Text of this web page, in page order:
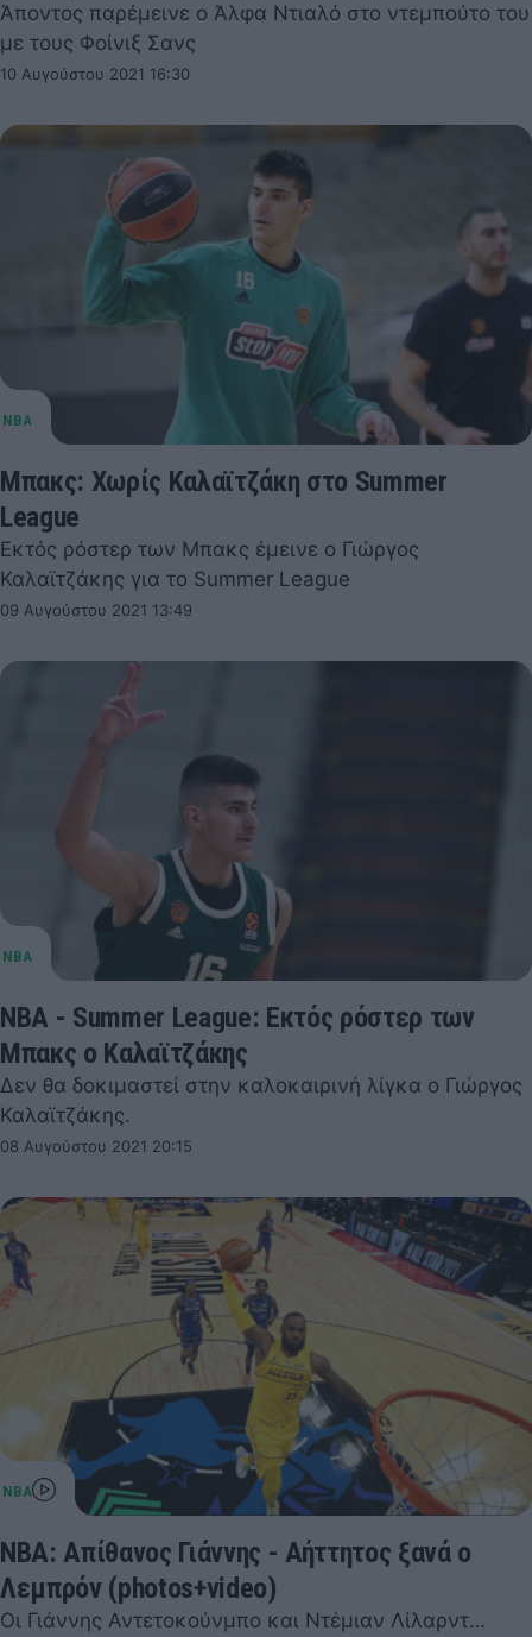
Άποντος παρέμεινε ο Άλφα Ντιαλό στο ντεμπούτο του
με τους Φοίνιξ Σανς
10 Αυγούστου 2021 16:30
Μπακς: Χωρίς Καλαϊτζάκη στο Summer
League
Εκτός ρόστερ των Μπακς έμεινε ο Γιώργος
Καλαϊτζάκης για το Summer League
09 Αυγούστου 2021 13:49
ΝΒΑ - Summer League: Εκτός ρόστερ των
Μπακς ο Καλαϊτζάκης
Δεν θα δοκιμαστεί στην καλοκαιρινή λίγκα ο Γιώργος
Καλαϊτζάκης.
08 Αυγούστου 2021 20:15
NBA: Απίθανος Γιάννης - Αήττητος ξανά ο
Λεμπρόν (photos+video)
Οι Γιάννης Αντετοκούνμπο και Ντέμιαν Λίλαρντ…